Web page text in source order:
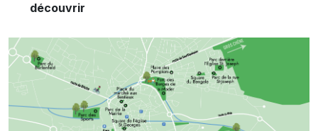
découvrir